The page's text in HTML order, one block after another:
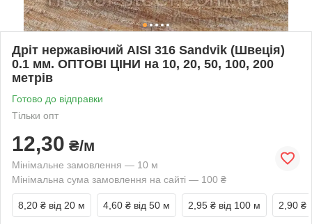
Дріт нержавіючий AISI 316 Sandvik (Швеція)
0.1 мм. ОПТОВІ ЦІНИ на 10, 20, 50, 100, 200
метрів
Готово до відправки
Тільки опт
12,30 ₴/м
Мінімальне замовлення — 10 м
Мінімальна сума замовлення на сайті — 100 ₴
8,20 ₴ від 20 м 4,60 ₴ від 50 м 2,95 ₴ від 100 м 2,90 ₴